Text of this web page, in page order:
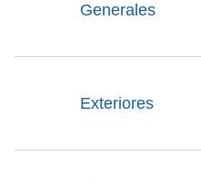
Generales
Exteriores